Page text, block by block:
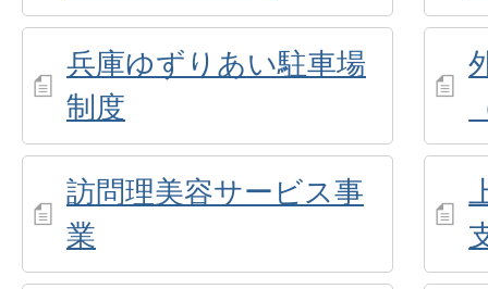
兵庫ゆずりあい駐車場
制度
訪問理美容サービス事
業